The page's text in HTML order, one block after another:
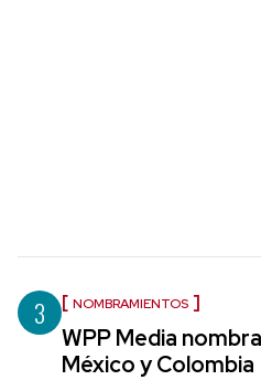
3 NOMBRAMIENTOS
WPP Media
México y Colombia